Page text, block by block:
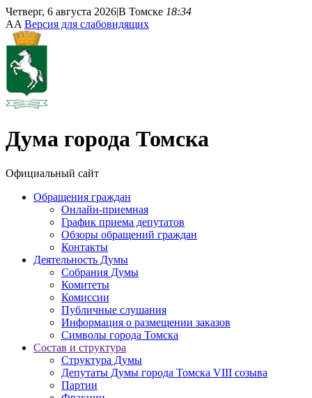
Четверг, 6 августа 2026|В Томске 18:34
AA Версия для слабовидящих
Дума города Томска
Официальный сайт
Обращения граждан
Онлайн-приемная
График приема депутатов
Обзоры обращений граждан
Контакты
Деятельность Думы
Собрания Думы
Комитеты
Комиссии
Публичные слушания
Информация о размещении заказов
Символы города Томска
Состав и структура
Структура Думы
Депутаты Думы города Томска VIII созыва
Партии